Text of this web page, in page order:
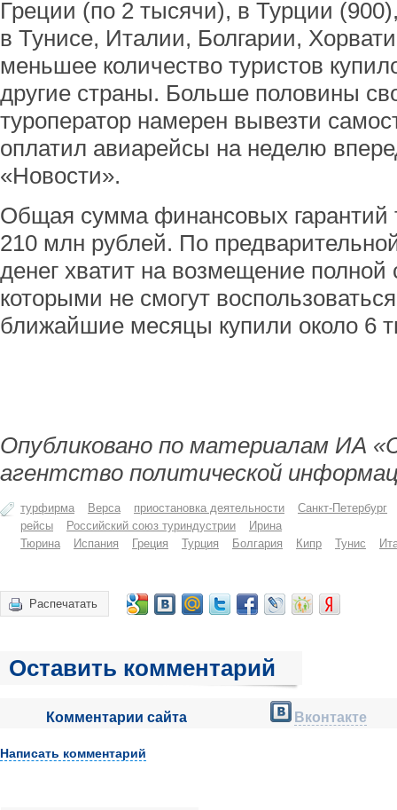
Греции (по 2 тысячи), в Турции
в Тунисе, Италии, Болгарии,
меньшее количество туристов
другие страны. Больше половины
туроператор намерен вывезти
оплатил авиарейсы на неделю
«Новости».
Общая сумма финансовых гарантий
210 млн рублей. По
денег хватит на возмещение полной
которыми не смогут
ближайшие месяцы купили около 6
Опубликовано по материалам ИА
агентство политической
турфирма Верса приостановка деятельности
Санкт-Петербург
рейсы
Российский союз туриндустрии
Ирина
Тюрина
Испания Греция Турция Болгария Кипр Тунис
Распечатать
Оставить комментарий
Комментарии сайта Вконтакте
Написать комментарий